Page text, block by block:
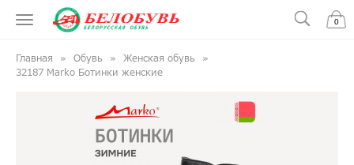
0
Главная Обувь
Женская обувь
32187 Marko Ботинки женские